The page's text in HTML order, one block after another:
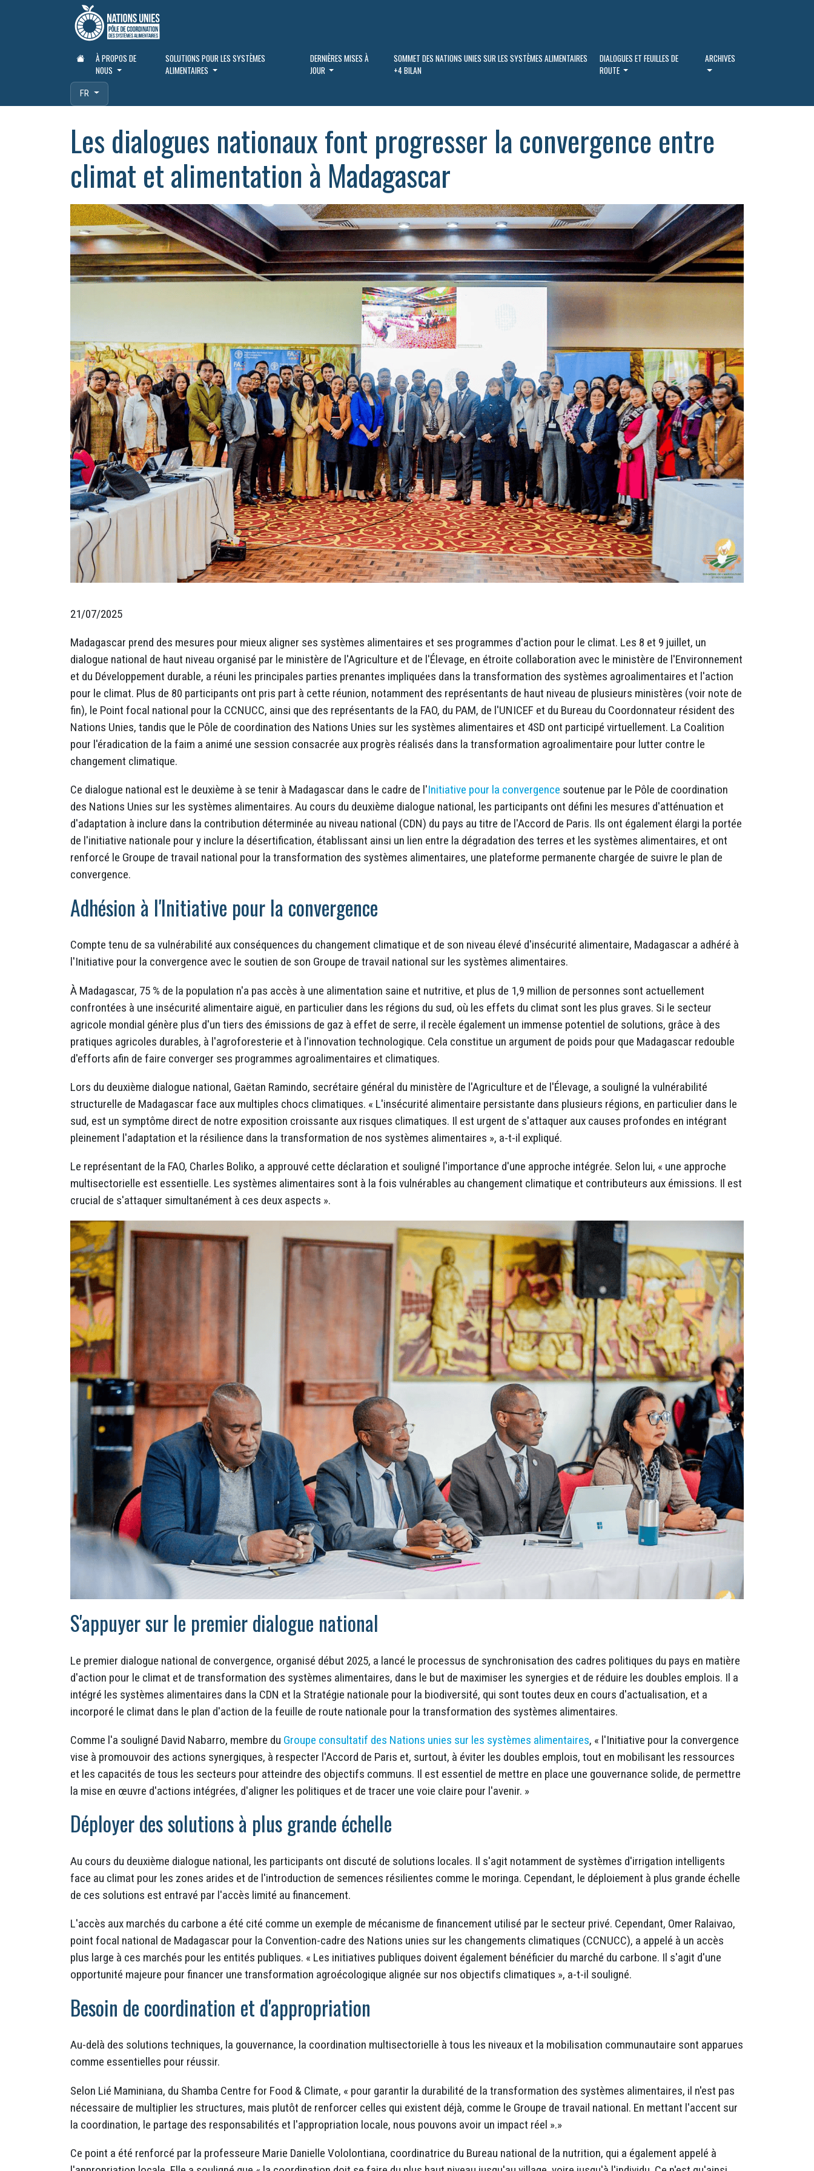
À PROPOS DE
NOUS
SOLUTIONS POUR LES SYSTÈMES
ALIMENTAIRES
DERNIÈRES MISES À
JOUR
SOMMET DES NATIONS UNIES SUR LES SYSTÈMES ALIMENTAIRES
+4 BILAN
DIALOGUES ET FEUILLES DE
ROUTE
ARCHIVES
FR
Les dialogues nationaux font progresser la convergence entre
climat et alimentation à Madagascar
21/07/2025
Madagascar prend des mesures pour mieux aligner ses systèmes alimentaires et ses programmes d'action pour le climat. Les 8 et 9 juillet, un
dialogue national de haut niveau organisé par le ministère de l'Agriculture et de l'Élevage, en étroite collaboration avec le ministère de l'Environnement
et du Développement durable, a réuni les principales parties prenantes impliquées dans la transformation des systèmes agroalimentaires et l'action
pour le climat. Plus de 80 participants ont pris part à cette réunion, notamment des représentants de haut niveau de plusieurs ministères (voir note de
fin), le Point focal national pour la CCNUCC, ainsi que des représentants de la FAO, du PAM, de l'UNICEF et du Bureau du Coordonnateur résident des
Nations Unies, tandis que le Pôle de coordination des Nations Unies sur les systèmes alimentaires et 4SD ont participé virtuellement. La Coalition
pour l'éradication de la faim a animé une session consacrée aux progrès réalisés dans la transformation agroalimentaire pour lutter contre le
changement climatique.
Ce dialogue national est le deuxième à se tenir à Madagascar dans le cadre de l'Initiative pour la convergence soutenue par le Pôle de coordination
des Nations Unies sur les systèmes alimentaires. Au cours du deuxième dialogue national, les participants ont défini les mesures d'atténuation et
d'adaptation à inclure dans la contribution déterminée au niveau national (CDN) du pays au titre de l'Accord de Paris. Ils ont également élargi la portée
de l'initiative nationale pour y inclure la désertification, établissant ainsi un lien entre la dégradation des terres et les systèmes alimentaires, et ont
renforcé le Groupe de travail national pour la transformation des systèmes alimentaires, une plateforme permanente chargée de suivre le plan de
convergence.
Adhésion à l'Initiative pour la convergence
Compte tenu de sa vulnérabilité aux conséquences du changement climatique et de son niveau élevé d'insécurité alimentaire, Madagascar a adhéré à
l'Initiative pour la convergence avec le soutien de son Groupe de travail national sur les systèmes alimentaires.
À Madagascar, 75 % de la population n'a pas accès à une alimentation saine et nutritive, et plus de 1,9 million de personnes sont actuellement
confrontées à une insécurité alimentaire aiguë, en particulier dans les régions du sud, où les effets du climat sont les plus graves. Si le secteur
agricole mondial génère plus d'un tiers des émissions de gaz à effet de serre, il recèle également un immense potentiel de solutions, grâce à des
pratiques agricoles durables, à l'agroforesterie et à l'innovation technologique. Cela constitue un argument de poids pour que Madagascar redouble
d'efforts afin de faire converger ses programmes agroalimentaires et climatiques.
Lors du deuxième dialogue national, Gaëtan Ramindo, secrétaire général du ministère de l'Agriculture et de l'Élevage, a souligné la vulnérabilité
structurelle de Madagascar face aux multiples chocs climatiques. « L'insécurité alimentaire persistante dans plusieurs régions, en particulier dans le
sud, est un symptôme direct de notre exposition croissante aux risques climatiques. Il est urgent de s'attaquer aux causes profondes en intégrant
pleinement l'adaptation et la résilience dans la transformation de nos systèmes alimentaires », a-t-il expliqué.
Le représentant de la FAO, Charles Boliko, a approuvé cette déclaration et souligné l'importance d'une approche intégrée. Selon lui, « une approche
multisectorielle est essentielle. Les systèmes alimentaires sont à la fois vulnérables au changement climatique et contributeurs aux émissions. Il est
crucial de s'attaquer simultanément à ces deux aspects ».
S'appuyer sur le premier dialogue national
Le premier dialogue national de convergence, organisé début 2025, a lancé le processus de synchronisation des cadres politiques du pays en matière
d'action pour le climat et de transformation des systèmes alimentaires, dans le but de maximiser les synergies et de réduire les doubles emplois. Il a
intégré les systèmes alimentaires dans la CDN et la Stratégie nationale pour la biodiversité, qui sont toutes deux en cours d'actualisation, et a
incorporé le climat dans le plan d'action de la feuille de route nationale pour la transformation des systèmes alimentaires.
Comme l'a souligné David Nabarro, membre du Groupe consultatif des Nations unies sur les systèmes alimentaires, « l'Initiative pour la convergence
vise à promouvoir des actions synergiques, à respecter l'Accord de Paris et, surtout, à éviter les doubles emplois, tout en mobilisant les ressources
et les capacités de tous les secteurs pour atteindre des objectifs communs. Il est essentiel de mettre en place une gouvernance solide, de permettre
la mise en œuvre d'actions intégrées, d'aligner les politiques et de tracer une voie claire pour l'avenir. »
Déployer des solutions à plus grande échelle
Au cours du deuxième dialogue national, les participants ont discuté de solutions locales. Il s'agit notamment de systèmes d'irrigation intelligents
face au climat pour les zones arides et de l'introduction de semences résilientes comme le moringa. Cependant, le déploiement à plus grande échelle
de ces solutions est entravé par l'accès limité au financement.
L'accès aux marchés du carbone a été cité comme un exemple de mécanisme de financement utilisé par le secteur privé. Cependant, Omer Ralaivao,
point focal national de Madagascar pour la Convention-cadre des Nations unies sur les changements climatiques (CCNUCC), a appelé à un accès
plus large à ces marchés pour les entités publiques. « Les initiatives publiques doivent également bénéficier du marché du carbone. Il s'agit d'une
opportunité majeure pour financer une transformation agroécologique alignée sur nos objectifs climatiques », a-t-il souligné.
Besoin de coordination et d'appropriation
Au-delà des solutions techniques, la gouvernance, la coordination multisectorielle à tous les niveaux et la mobilisation communautaire sont apparues
comme essentielles pour réussir.
Selon Lié Maminiana, du Shamba Centre for Food & Climate, « pour garantir la durabilité de la transformation des systèmes alimentaires, il n'est pas
nécessaire de multiplier les structures, mais plutôt de renforcer celles qui existent déjà, comme le Groupe de travail national. En mettant l'accent sur
la coordination, le partage des responsabilités et l'appropriation locale, nous pouvons avoir un impact réel ».»
Ce point a été renforcé par la professeure Marie Danielle Vololontiana, coordinatrice du Bureau national de la nutrition, qui a également appelé à